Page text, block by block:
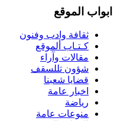
ابواب الموقع
ثقافة وادب وفنون
كـتـاب ألموقع
مقالات وآراء
شؤون تللسقف
قضايا شعبنا
اخبار عامة
رياضة
منوعات عامة